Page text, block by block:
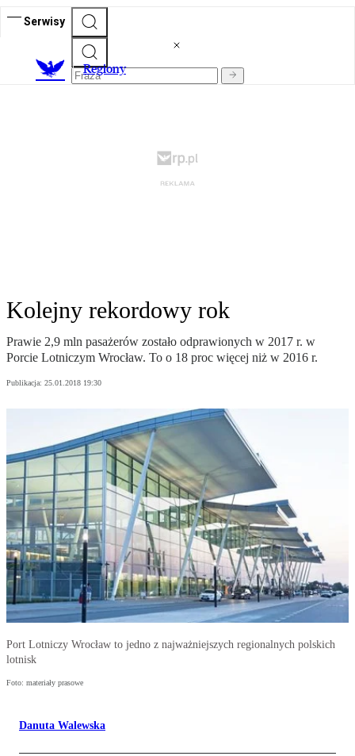
Serwisy
Regiony
Kolejny rekordowy rok
Prawie 2,9 mln pasażerów zostało odprawionych w 2017 r. w
Porcie Lotniczym Wrocław. To o 18 proc więcej niż w 2016 r.
Publikacja: 25.01.2018 19:30
Port Lotniczy Wrocław to jedno z najważniejszych regionalnych polskich
lotnisk
Foto: materiały prasowe
Danuta Walewska